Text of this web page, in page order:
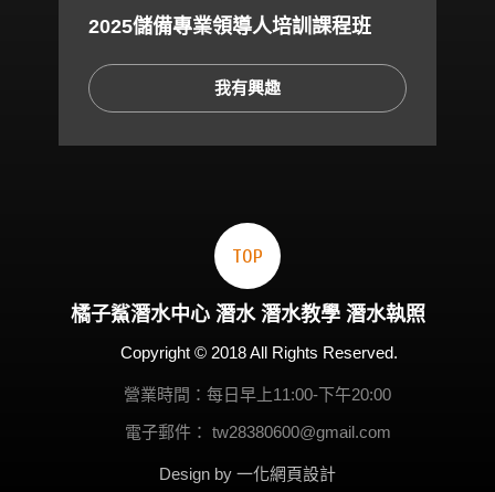
2025儲備專業領導人培訓課程班
我有興趣
橘子鯊潛水中心 潛水 潛水教學 潛水執照
Copyright © 2018 All Rights Reserved.
營業時間：每日早上11:00-下午20:00
電子郵件： tw28380600@gmail.com
Design by 一化網頁設計
TOP